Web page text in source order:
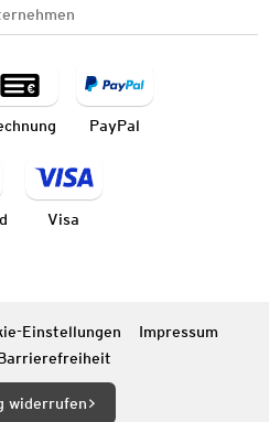
PayPal
Visa
Einstellungen
Impressum
widerrufen